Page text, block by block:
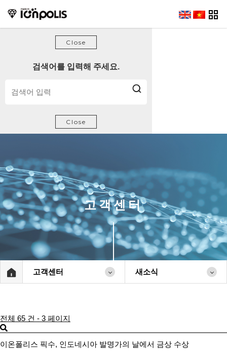
방문해 주셔서 감사합니다.
Close
검색어를 입력해 주세요.
Close
고객센터
고객센터 새소식
전체 65 건 - 3 페이지
이온폴리스 픽수, 인도네시아 발명가의 날에서 금상 수상